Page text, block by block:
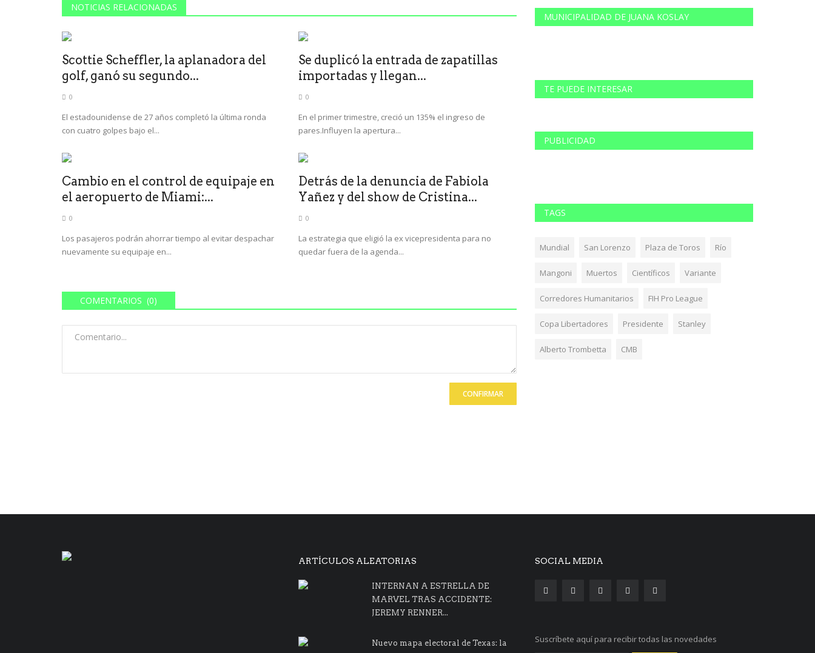
NOTICIAS RELACIONADAS
Scottie Scheffler, la aplanadora del
golf, ganó su segundo...
0
El estadounidense de 27 años completó la última ronda
con cuatro golpes bajo el...
Se duplicó la entrada de zapatillas
importadas y llegan...
0
En el primer trimestre, creció un 135% el ingreso de
pares.Influyen la apertura...
Cambio en el control de equipaje en
el aeropuerto de Miami:...
0
Los pasajeros podrán ahorrar tiempo al evitar despachar
nuevamente su equipaje en...
Detrás de la denuncia de Fabiola
Yañez y del show de Cristina...
0
La estrategia que eligió la ex vicepresidenta para no
quedar fuera de la agenda...
COMENTARIOS (0)
CONFIRMAR
MUNICIPALIDAD DE JUANA KOSLAY
TE PUEDE INTERESAR
PUBLICIDAD
TAGS
Mundial San Lorenzo Plaza de Toros Río
Mangoni Muertos Científicos Variante
Corredores Humanitarios FIH Pro League
Copa Libertadores Presidente Stanley
Alberto Trombetta CMB
ARTÍCULOS ALEATORIAS
INTERNAN A ESTRELLA DE
MARVEL TRAS ACCIDENTE:
JEREMY RENNER...
Nuevo mapa electoral de Texas: la
SOCIAL MEDIA
Suscríbete aquí para recibir todas las novedades